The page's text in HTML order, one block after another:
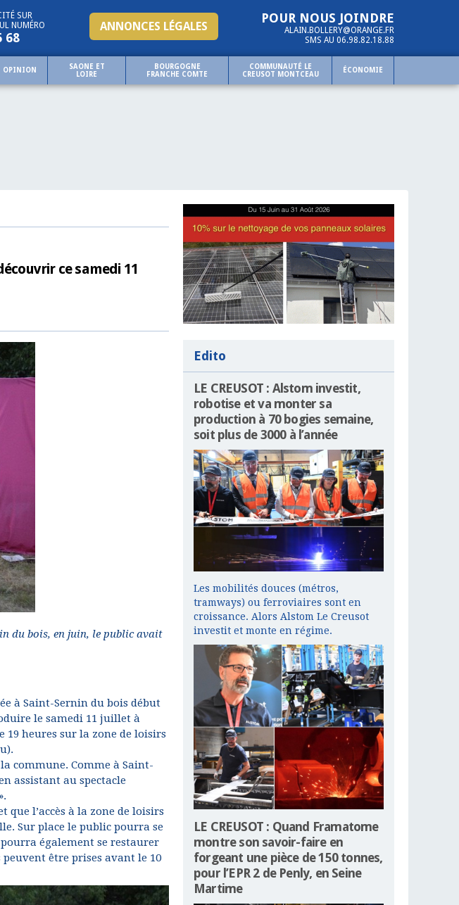
POUR NOUS JOINDRE
ALAIN.BOLLERY@ORANGE.FR
SMS AU 06.98.82.18.88
ANNONCES LÉGALES
SUR
NUMÉRO
68
OPINION
SAONE ET
LOIRE
BOURGOGNE
FRANCHE COMTE
COMMUNAUTÉ LE
CREUSOT MONTCEAU
ÉCONOMIE
ce samedi 11
du bois, en juin, le public avait
à Saint-Sernin du bois début
le samedi 11 juillet à
19 heures sur la zone de loisirs
commune. Comme à Saint-
assistant au spectacle
que l’accès à la zone de loisirs
Sur place le public pourra se
également se restaurer
être prises avant le 10
Edito
LE CREUSOT : Alstom investit,
robotise et va monter sa
production à 70 bogies semaine,
soit plus de 3000 à l’année
Les mobilités douces (métros,
tramways) ou ferroviaires sont en
croissance. Alors Alstom Le Creusot
investit et monte en régime.
LE CREUSOT : Quand Framatome
montre son savoir-faire en
forgeant une pièce de 150 tonnes,
pour l’EPR 2 de Penly, en Seine
Martime